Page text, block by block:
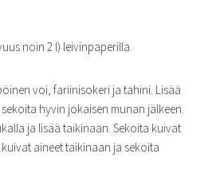
noin 2 l) leivinpaperilla.
voi, fariinisokeri ja tahini. Lisää
hyvin jokaisen munan jälkeen.
ja lisää taikinaan. Sekoita kuivat
aineet taikinaan ja sekoita